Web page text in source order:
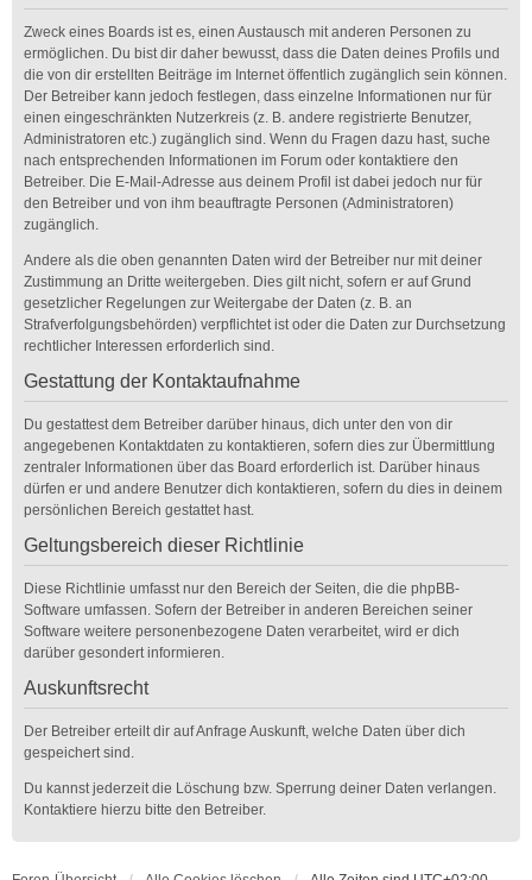
Zweck eines Boards ist es, einen Austausch mit anderen Personen zu
ermöglichen. Du bist dir daher bewusst, dass die Daten deines Profils und
die von dir erstellten Beiträge im Internet öffentlich zugänglich sein können.
Der Betreiber kann jedoch festlegen, dass einzelne Informationen nur für
einen eingeschränkten Nutzerkreis (z. B. andere registrierte Benutzer,
Administratoren etc.) zugänglich sind. Wenn du Fragen dazu hast, suche
nach entsprechenden Informationen im Forum oder kontaktiere den
Betreiber. Die E-Mail-Adresse aus deinem Profil ist dabei jedoch nur für
den Betreiber und von ihm beauftragte Personen (Administratoren)
zugänglich.
Andere als die oben genannten Daten wird der Betreiber nur mit deiner
Zustimmung an Dritte weitergeben. Dies gilt nicht, sofern er auf Grund
gesetzlicher Regelungen zur Weitergabe der Daten (z. B. an
Strafverfolgungsbehörden) verpflichtet ist oder die Daten zur Durchsetzung
rechtlicher Interessen erforderlich sind.
Gestattung der Kontaktaufnahme
Du gestattest dem Betreiber darüber hinaus, dich unter den von dir
angegebenen Kontaktdaten zu kontaktieren, sofern dies zur Übermittlung
zentraler Informationen über das Board erforderlich ist. Darüber hinaus
dürfen er und andere Benutzer dich kontaktieren, sofern du dies in deinem
persönlichen Bereich gestattet hast.
Geltungsbereich dieser Richtlinie
Diese Richtlinie umfasst nur den Bereich der Seiten, die die phpBB-
Software umfassen. Sofern der Betreiber in anderen Bereichen seiner
Software weitere personenbezogene Daten verarbeitet, wird er dich
darüber gesondert informieren.
Auskunftsrecht
Der Betreiber erteilt dir auf Anfrage Auskunft, welche Daten über dich
gespeichert sind.
Du kannst jederzeit die Löschung bzw. Sperrung deiner Daten verlangen.
Kontaktiere hierzu bitte den Betreiber.